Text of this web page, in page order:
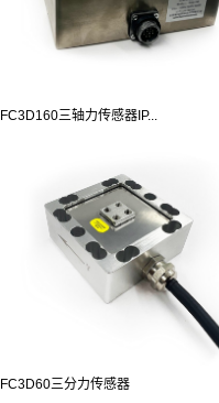
FC3D160三轴力传感器IP...
FC3D60三分力传感器